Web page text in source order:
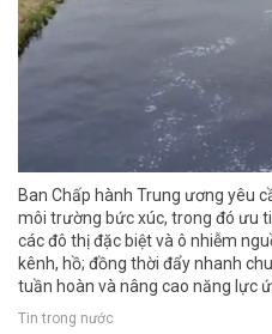
Ban Chấp hành Trung ương yêu
môi trường bức xúc, trong đó ưu
các đô thị đặc biệt và ô nhiễm
kênh, hồ; đồng thời đẩy nhanh
tuần hoàn và nâng cao năng lực
Tin trong nước